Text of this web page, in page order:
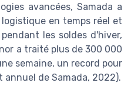
avancées, Samada a
en temps réel et
les soldes d'hiver,
a traité plus de 300 000
semaine, un record pour
annuel de Samada, 2022).